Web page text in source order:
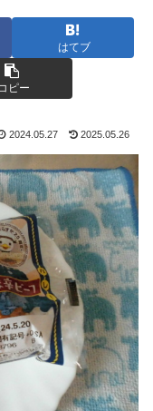
はてブ
ピー
2024.05.27 2025.05.26